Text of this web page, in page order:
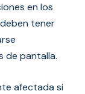
en los
tener
de pantalla.
afectada si